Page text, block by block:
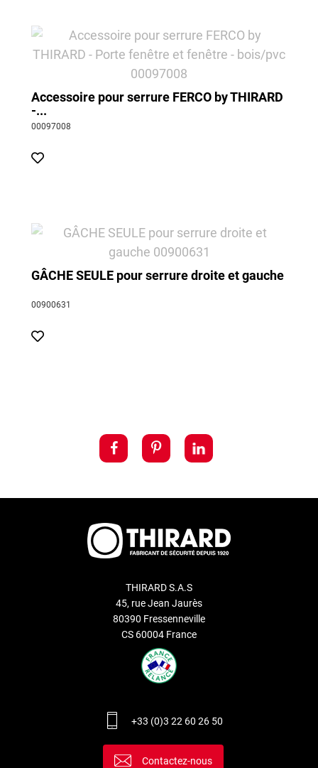
Accessoire pour serrure FERCO by THIRARD
-...
00097008
GÂCHE SEULE pour serrure droite et gauche
00900631
THIRARD S.A.S
45, rue Jean Jaurès
80390 Fressenneville
CS 60004 France
+33 (0)3 22 60 26 50
Contactez-nous